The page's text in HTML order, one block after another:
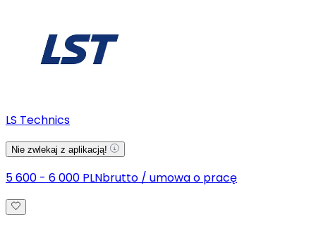
LS Technics
Nie zwlekaj z aplikacją!
5 600 - 6 000 PLNbrutto / umowa o pracę